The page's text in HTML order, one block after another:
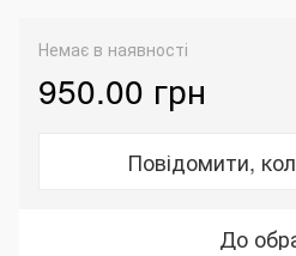
Немає в наявності
950.00 грн
Повідомити,
До